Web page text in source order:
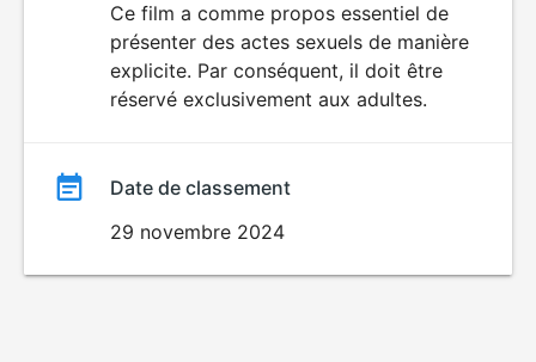
SEXUALITÉ
EXPLICITE
Ce film a comme propos essentiel de
présenter des actes sexuels de manière
explicite. Par conséquent, il doit être
réservé exclusivement aux adultes.
Date de classement
29 novembre 2024